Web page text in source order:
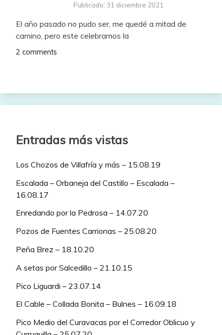
Publicado: 31 diciembre 2021
El año pasado no pudo ser, me quedé a mitad de
camino, pero este celebramos la
2 comments
Entradas más vistas
Los Chozos de Villafría y más – 15.08.19
Escalada – Orbaneja del Castillo – Escalada –
16.08.17
Enredando por la Pedrosa – 14.07.20
Pozos de Fuentes Carrionas – 25.08.20
Peña Brez – 18.10.20
A setas por Salcedillo – 21.10.15
Pico Liguardi – 23.07.14
El Cable – Collada Bonita – Bulnes – 16.09.18
Pico Medio del Curavacas por el Corredor Oblicuo y